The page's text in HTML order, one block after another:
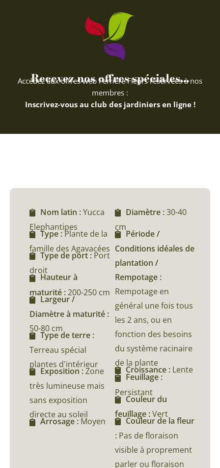
Recevez nos offres spéciales...
Accédez aux offres web Ferriere Fleurs réservées à nos
membres :
Inscrivez-vous au club des jardiniers en ligne !
Nom latin :Yucca
Elephantipes
Type : Plante de la
famille des Agavacées
Type de port : Port
droit
Hauteur à
maturité :200-250 cm
Largeur /
Diamètre à maturité :
50-80 cm
Type de terre :
Terreau spécial
plantes d'intérieur
Exposition :Zone
très lumineuse mais
sans exposition
directe au soleil
Arrosage : Moyen
Diamètre :30-40
cm
Période /
Conditions idéales de
plantation /
Rempotage :
Rempotage en
général une fois tous
les 2 ans, ou en
fonction des besoins
du système racinaire
de la plante
Croissance : Lente
Feuillage :
Persistant
Couleur du
feuillage :Vert
Couleur de la fleur
: Pas de floraison
visible à proprement
parler ou floraison